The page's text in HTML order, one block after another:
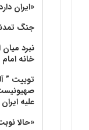
«ایران
جنگ
نبرد
خانه
توییت ”
علیه ایران
«حالا